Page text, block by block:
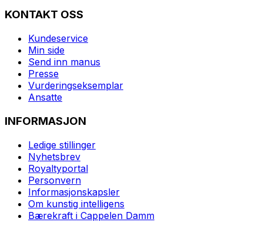
KONTAKT OSS
Kundeservice
Min side
Send inn manus
Presse
Vurderingseksemplar
Ansatte
INFORMASJON
Ledige stillinger
Nyhetsbrev
Royaltyportal
Personvern
Informasjonskapsler
Om kunstig intelligens
Bærekraft i Cappelen Damm